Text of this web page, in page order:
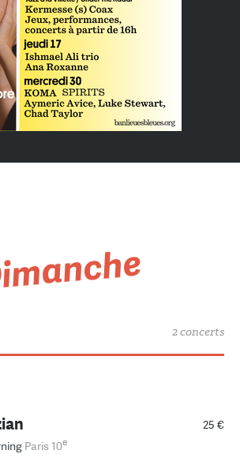
2 concerts
25 €
Paris 10e